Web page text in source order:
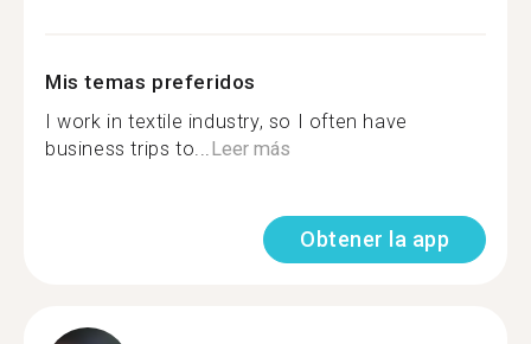
Mis temas preferidos
I work in textile industry, so I often have
business trips to... Leer más
Obtener la app